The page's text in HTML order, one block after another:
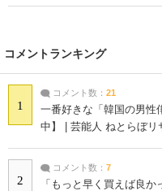
コメントランキング
1
コメント数： 21
一番好きな「韓国の男性
中】 | 芸能人 ねとらぼリ
2
コメント数： 7
「もっと早く買えば良